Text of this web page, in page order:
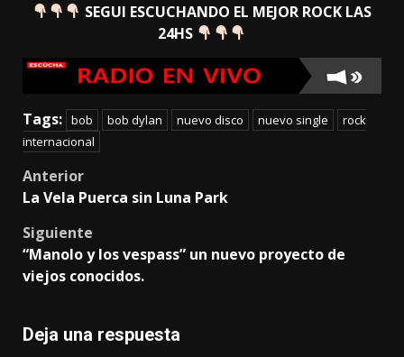
SEGUI ESCUCHANDO EL MEJOR ROCK LAS
24HS
Tags: bob bob dylan nuevo disco nuevo single
rock
internacional
Post
Anterior
La Vela Puerca sin Luna Park
Siguiente
“Manolo y los vespass” un nuevo proyecto de
viejos conocidos.
Deja una respuesta